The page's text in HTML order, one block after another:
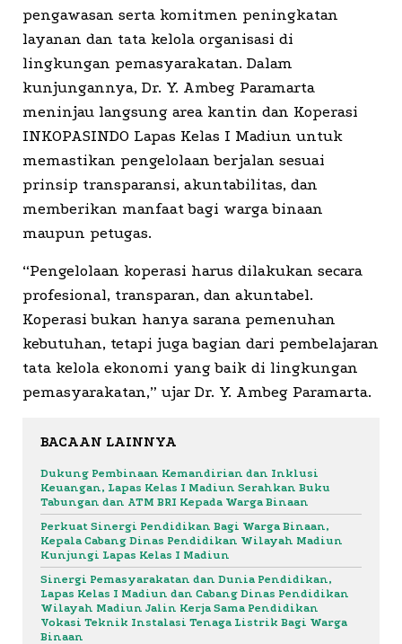
pengawasan serta komitmen peningkatan
layanan dan tata kelola organisasi di
lingkungan pemasyarakatan. Dalam
kunjungannya, Dr. Y. Ambeg Paramarta
meninjau langsung area kantin dan Koperasi
INKOPASINDO Lapas Kelas I Madiun untuk
memastikan pengelolaan berjalan sesuai
prinsip transparansi, akuntabilitas, dan
memberikan manfaat bagi warga binaan
maupun petugas.
“Pengelolaan koperasi harus dilakukan secara
profesional, transparan, dan akuntabel.
Koperasi bukan hanya sarana pemenuhan
kebutuhan, tetapi juga bagian dari pembelajaran
tata kelola ekonomi yang baik di lingkungan
pemasyarakatan,” ujar Dr. Y. Ambeg Paramarta.
BACAAN LAINNYA
Dukung Pembinaan Kemandirian dan Inklusi
Keuangan, Lapas Kelas I Madiun Serahkan Buku
Tabungan dan ATM BRI Kepada Warga Binaan
Perkuat Sinergi Pendidikan Bagi Warga Binaan,
Kepala Cabang Dinas Pendidikan Wilayah Madiun
Kunjungi Lapas Kelas I Madiun
Sinergi Pemasyarakatan dan Dunia Pendidikan,
Lapas Kelas I Madiun dan Cabang Dinas Pendidikan
Wilayah Madiun Jalin Kerja Sama Pendidikan
Vokasi Teknik Instalasi Tenaga Listrik Bagi Warga
Binaan